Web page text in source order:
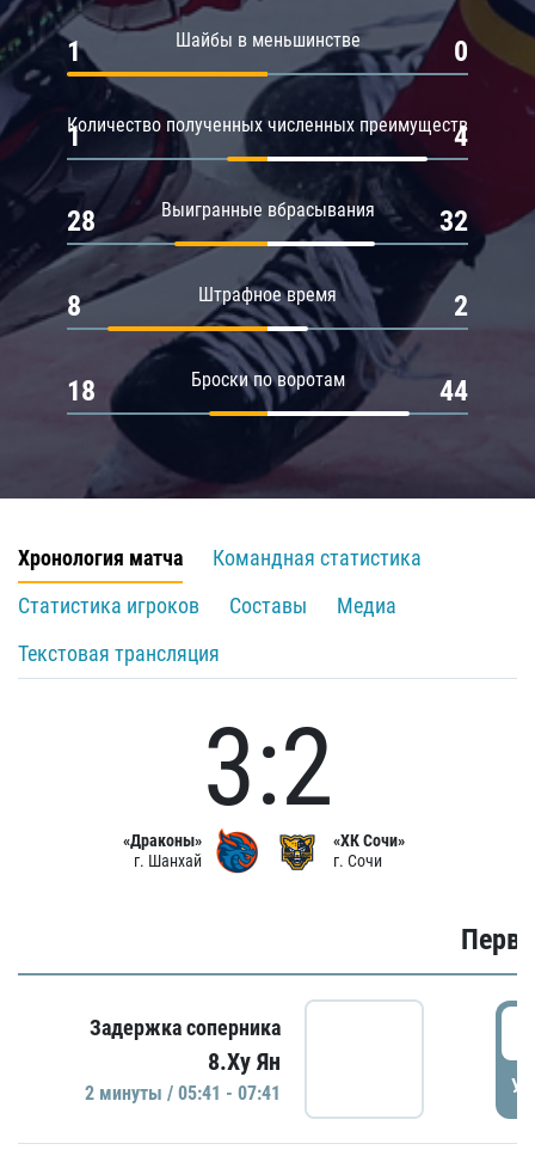
Шайбы в меньшинстве
1 0
Количество полученных численных преимуществ
1 4
Выигранные вбрасывания
28 32
Штрафное время
8 2
Броски по воротам
18 44
Хронология матча
Командная статистика
Статистика игроков
Составы
Медиа
Текстовая трансляция
«Драконы»
г. Шанхай
3:2
«ХК Сочи»
г. Сочи
Задержка соперника
8.Ху Ян
2 минуты / 05:41 - 07:41